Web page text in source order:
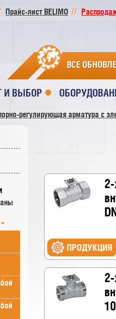
Прайс-лист BELIMO
ВСЕ
И ВЫБОР
регулирующая арматура с
ПРОДУКЦИЯ